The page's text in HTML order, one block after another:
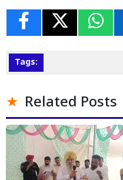
Tags:
Related Posts